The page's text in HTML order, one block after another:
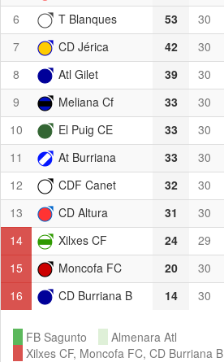
6
T Blanques 53 30
7
CD Jérica 42 30
8
Atl Gilet 39 30
9
Meliana Cf 33 30
10
El Puig CE 33 30
11
At Burriana 33 30
12
CDF Canet 32 30
13
CD Altura 31 30
14
Xilxes CF 24 29
15
Moncofa FC 20 30
16
CD Burriana B 14 30
FB Sagunto
Almenara Atl
Xilxes CF, Moncofa FC, CD Burriana B